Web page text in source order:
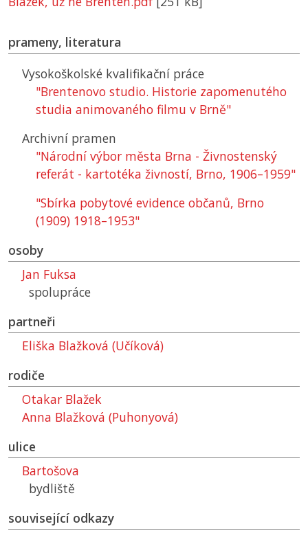
prameny, literatura
Vysokoškolské kvalifikační práce
"Brentenovo studio. Historie zapomenutého
studia animovaného filmu v Brně"
Archivní pramen
"Národní výbor města Brna - Živnostenský
referát - kartotéka živností, Brno, 1906–1959"
"Sbírka pobytové evidence občanů, Brno
(1909) 1918–1953"
osoby
Jan Fuksa
spolupráce
partneři
Eliška Blažková (Učíková)
rodiče
Otakar Blažek
Anna Blažková (Puhonyová)
ulice
Bartošova
bydliště
související odkazy